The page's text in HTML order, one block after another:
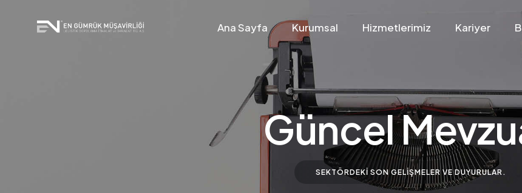
Ana Sayfa Kurumsal Hizmetlerimiz Kariyer
Güncel
SEKTÖRDEKI SON GELIŞMELER VE DUYURULAR.